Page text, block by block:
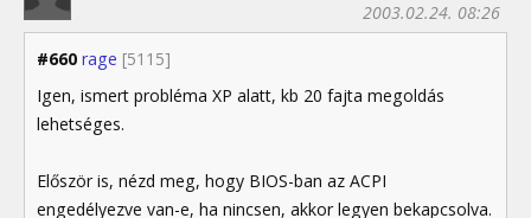
#660 rage [5115]
2003.02.24. 08:26
Igen, ismert probléma XP alatt, kb 20 fajta megoldás
lehetséges.
Először is, nézd meg, hogy BIOS-ban az ACPI
engedélyezve van-e, ha nincsen, akkor legyen bekapcsolva.